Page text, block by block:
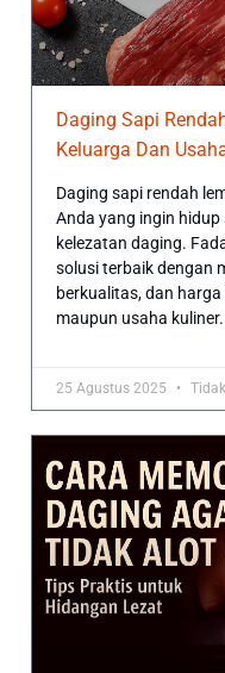
Daging Sapi
Keluarga Dan
Daging sapi rendah
Anda yang ingin
kelezatan daging.
solusi terbaik dengan
berkualitas, dan
maupun usaha kuliner.
25 Agustus 2025